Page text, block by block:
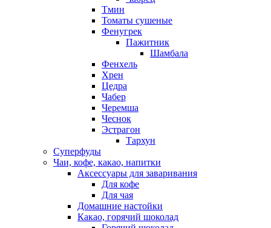
Тмин
Томаты сушеные
Фенугрек
Пажитник
Шамбала
Фенхель
Хрен
Цедра
Чабер
Черемша
Чеснок
Эстрагон
Тархун
Суперфуды
Чаи, кофе, какао, напитки
Аксессуары для заваривания
Для кофе
Для чая
Домашние настойки
Какао, горячий шоколад